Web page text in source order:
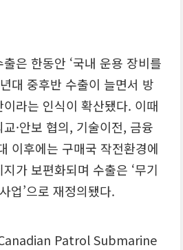
은 한동안 ‘국내 운용 장비를
대 중후반 수출이 늘면서 방
라는 인식이 확산됐다. 이때
·안보 협의, 기술이전, 금융
이후에는 구매국 작전환경에
가 보편화되며 수출은 ‘무기
업’으로 재정의됐다.
Patrol Submarine